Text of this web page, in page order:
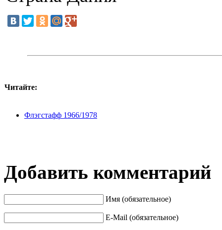
Читайте:
Флэгстафф 1966/1978
Добавить комментарий
Имя (обязательное)
E-Mail (обязательное)